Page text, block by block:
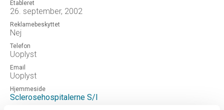
Etableret
26. september, 2002
Reklamebeskyttet
Nej
Telefon
Uoplyst
Email
Uoplyst
Hjemmeside
Sclerosehospitalerne S/I